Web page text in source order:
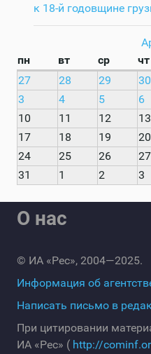
к 18-й годовщине
пн
вт ср чт
27
28 29 30
3
4 5 6
10
11 12 13
17
18 19 20
24
25 26 27
31
1 2 3
О нас
© ИА «Рес», 2004—2025.
Информация об
Написать письмо в
При цитировании
ИА «Рес» ( http://